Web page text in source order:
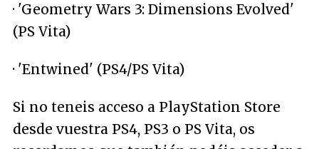
· 'Geometry Wars 3: Dimensions Evolved'
(PS Vita)
· 'Entwined' (PS4/PS Vita)
Si no teneis acceso a PlayStation Store
desde vuestra PS4, PS3 o PS Vita, os